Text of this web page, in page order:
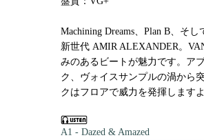
Machining Dreams、Plan B、そ
新世代 AMIR ALEXANDER。
みのあるビートが魅力です。ア
ク、ヴォイスサンプルの渦から
クはフロアで威力を発揮します
A1 - Dazed & Amazed